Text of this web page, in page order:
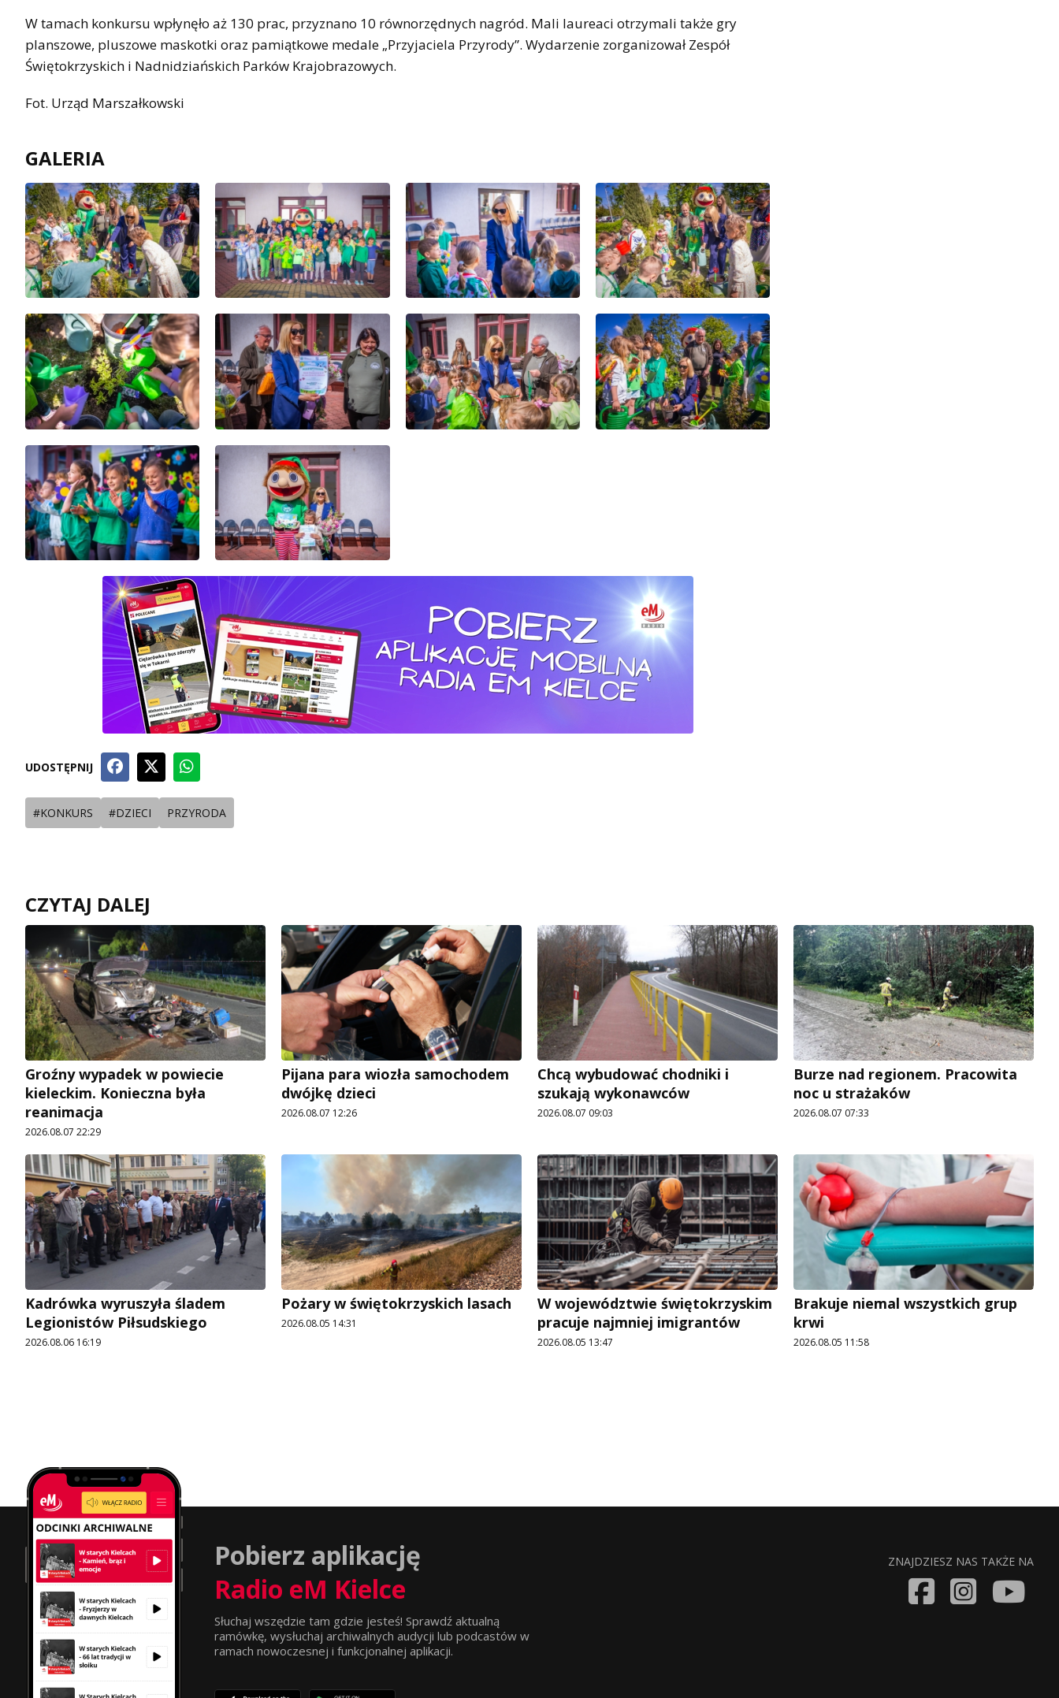
W tamach konkursu wpłynęło aż 130 prac, przyznano 10 równorzędnych nagród. Mali laureaci otrzymali także gry
planszowe, pluszowe maskotki oraz pamiątkowe medale „Przyjaciela Przyrody”. Wydarzenie zorganizował Zespół
Świętokrzyskich i Nadnidziańskich Parków Krajobrazowych.
Fot. Urząd Marszałkowski
GALERIA
UDOSTĘPNIJ
#KONKURS #DZIECI PRZYRODA
CZYTAJ DALEJ
Groźny wypadek w powiecie
kieleckim. Konieczna była
reanimacja
2026.08.07 22:29
Pijana para wiozła samochodem
dwójkę dzieci
2026.08.07 12:26
Chcą wybudować chodniki i
szukają wykonawców
2026.08.07 09:03
Burze nad regionem. Pracowita
noc u strażaków
2026.08.07 07:33
Kadrówka wyruszyła śladem
Legionistów Piłsudskiego
2026.08.06 16:19
Pożary w świętokrzyskich lasach
2026.08.05 14:31
W województwie świętokrzyskim
pracuje najmniej imigrantów
2026.08.05 13:47
Brakuje niemal wszystkich grup
krwi
2026.08.05 11:58
Pobierz aplikację
Radio eM Kielce
Słuchaj wszędzie tam gdzie jesteś! Sprawdź aktualną
ramówkę, wysłuchaj archiwalnych audycji lub podcastów w
ramach nowoczesnej i funkcjonalnej aplikacji.
ZNAJDZIESZ NAS TAKŻE NA